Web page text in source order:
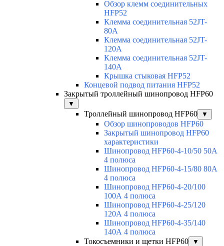
Обзор клемм соединительных
HFP52
Клемма соединительная 52JT-
80A
Клемма соединительная 52JT-
120A
Клемма соединительная 52JT-
140A
Крышка стыковая HFP52
Концевой подвод питания HFP52
Закрытый троллейный шинопровод HFP60
▼
Троллейный шинопровод HFP60 ▼
Обзор шинопроводов HFP60
Закрытый шинопровод HFP60
характеристики
Шинопровод HFP60-4-10/50 50А
4 полюса
Шинопровод HFP60-4-15/80 80А
4 полюса
Шинопровод HFP60-4-20/100
100А 4 полюса
Шинопровод HFP60-4-25/120
120А 4 полюса
Шинопровод HFP60-4-35/140
140А 4 полюса
Токосъемники и щетки HFP60
▼